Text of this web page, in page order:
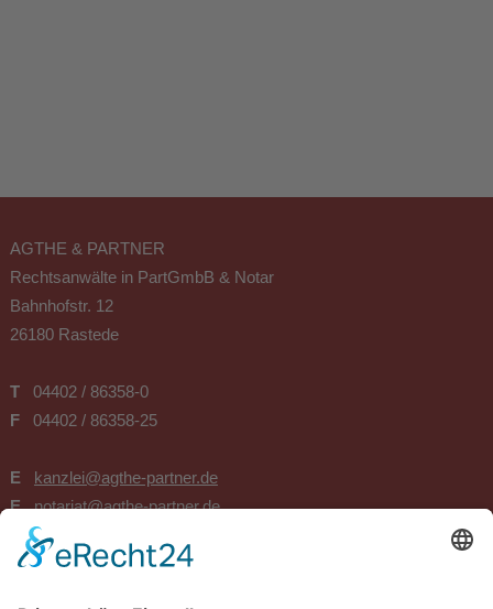
AGTHE & PARTNER
Rechtsanwälte in PartGmbB & Notar
Bahnhofstr. 12
26180 Rastede
T
04402 / 86358-0
F
04402 / 86358-25
E
kanzlei@agthe-partner.de
E
notariat@agthe-partner.de